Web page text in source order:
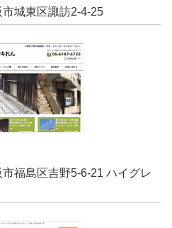
城東区諏訪2-4-25
福島区吉野5-6-21 ハイグレ